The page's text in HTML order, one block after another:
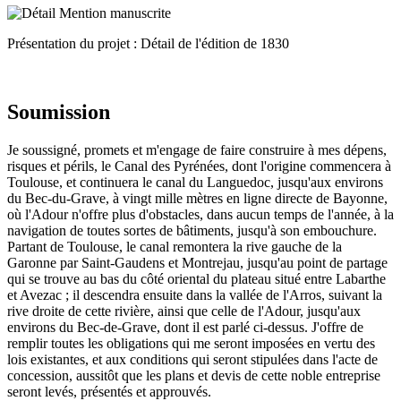
Présentation du projet : Détail de l'édition de 1830
Soumission
Je soussigné, promets et m'engage de faire construire à mes dépens,
risques et périls, le Canal des Pyrénées, dont l'origine commencera à
Toulouse, et continuera le canal du Languedoc, jusqu'aux environs
du Bec-du-Grave, à vingt mille mètres en ligne directe de Bayonne,
où l'Adour n'offre plus d'obstacles, dans aucun temps de l'année, à la
navigation de toutes sortes de bâtiments, jusqu'à son embouchure.
Partant de Toulouse, le canal remontera la rive gauche de la
Garonne par Saint-Gaudens et Montrejau, jusqu'au point de partage
qui se trouve au bas du côté oriental du plateau situé entre Labarthe
et Avezac ; il descendra ensuite dans la vallée de l'Arros, suivant la
rive droite de cette rivière, ainsi que celle de l'Adour, jusqu'aux
environs du Bec-de-Grave, dont il est parlé ci-dessus. J'offre de
remplir toutes les obligations qui me seront imposées en vertu des
lois existantes, et aux conditions qui seront stipulées dans l'acte de
concession, aussitôt que les plans et devis de cette noble entreprise
seront levés, présentés et approuvés.